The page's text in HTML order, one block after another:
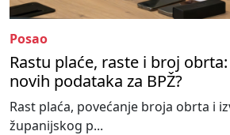
Posao
Rastu plaće, raste i broj
novih podataka za BPŽ?
Rast plaća, povećanje broja obrta i
županijskog p...